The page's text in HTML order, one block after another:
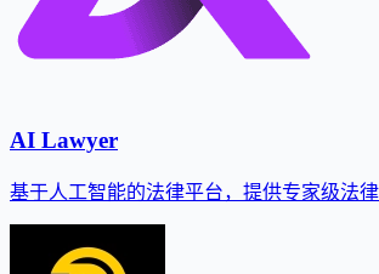
AI Lawyer
基于人工智能的法律平台，提供专家级法